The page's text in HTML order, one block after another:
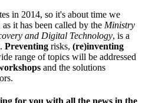
in 2014, so it's about time we
as it has been called by the Ministry
and Digital Technology, is a
Preventing risks, (re)inventing
range of topics will be addressed
and the solutions
for you with all the news in the